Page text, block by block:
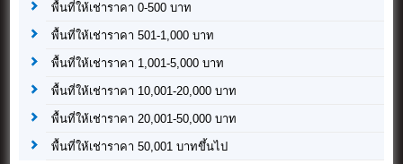
พื้นที่ให้เช่าราคา 0-500 บาท
พื้นที่ให้เช่าราคา 501-1,000 บาท
พื้นที่ให้เช่าราคา 1,001-5,000 บาท
พื้นที่ให้เช่าราคา 10,001-20,000 บาท
พื้นที่ให้เช่าราคา 20,001-50,000 บาท
พื้นที่ให้เช่าราคา 50,001 บาทขึ้นไป